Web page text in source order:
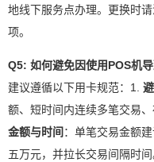
地线下服务点办理。更换时
项。
Q5: 如何避免因使用POS机
建议遵循以下用卡规范：1.
额、短时间内连续多笔交易
金额与时间 ：单笔交易金额
五万元，并拉长交易间隔时